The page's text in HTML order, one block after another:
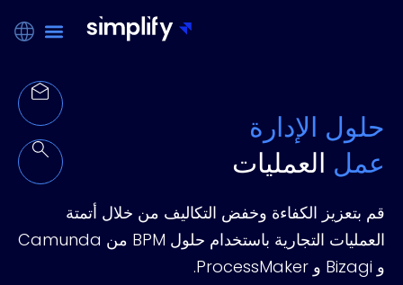
حلول الإدارة
عمل العمليات
قم بتعزيز الكفاءة وخفض التكاليف من خلال أتمتة
العمليات التجارية باستخدام حلول BPM من Camunda
و Bizagi و ProcessMaker.